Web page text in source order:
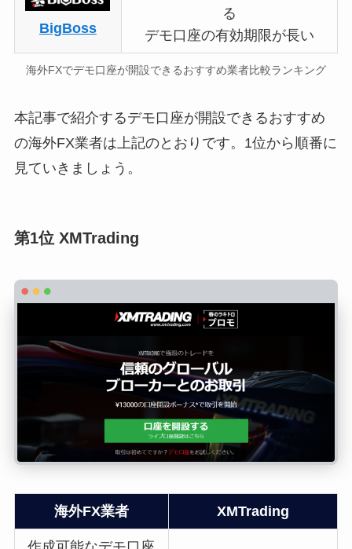
BigBoss
る
デモ口座の有効期限が長い
海外FXでデモ口座が開設できるおすすめ業者比較ランキング
本記事で紹介するデモ口座が開設できるおすすめ
の海外FX業者は上記のとおりです。1位から順番に
見ていきましょう。
第1位 XMTrading
海外FX業者 XMTrading